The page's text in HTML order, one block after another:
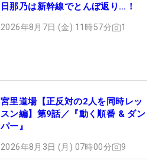
日那乃は新幹線でとんぼ返り…！
2026年8月7日 (金) 11時57分 1
宮里道場【正反対の2人を同時レッ
スン編】第9話／『動く順番 & ダン
パー』
2026年8月3日 (月) 07時00分 9